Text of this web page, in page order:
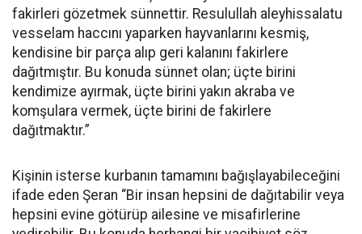
fakirleri gözetmek sünnettir. Resulullah aleyhissalatu
vesselam haccını yaparken hayvanlarını kesmiş,
kendisine bir parça alıp geri kalanını fakirlere
dağıtmıştır. Bu konuda sünnet olan; üçte birini
kendimize ayırmak, üçte birini yakın akraba ve
komşulara vermek, üçte birini de fakirlere
dağıtmaktır.”
Kişinin isterse kurbanın tamamını bağışlayabileceğini
ifade eden Şeran “Bir insan hepsini de dağıtabilir veya
hepsini evine götürüp ailesine ve misafirlerine